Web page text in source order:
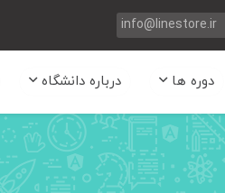
info@linestore.ir
دوره ها درباره دانشگاه